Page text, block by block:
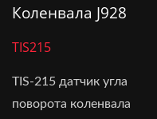
Коленвала J928
TIS215
TIS-215 датчик угла
поворота коленвала